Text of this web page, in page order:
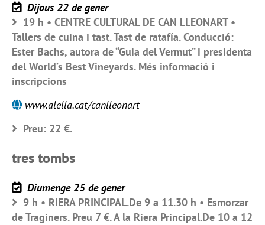
Dijous 22 de gener
19 h • CENTRE CULTURAL DE CAN LLEONART •
Tallers de cuina i tast. Tast de ratafía. Conducció:
Ester Bachs, autora de “Guia del Vermut” i presidenta
del World’s Best Vineyards. Més informació i
inscripcions
www.alella.cat/canlleonart
Preu: 22 €.
tres tombs
Diumenge 25 de gener
9 h • RIERA PRINCIPAL.De 9 a 11.30 h • Esmorzar
de Traginers. Preu 7 €. A la Riera Principal.De 10 a 12